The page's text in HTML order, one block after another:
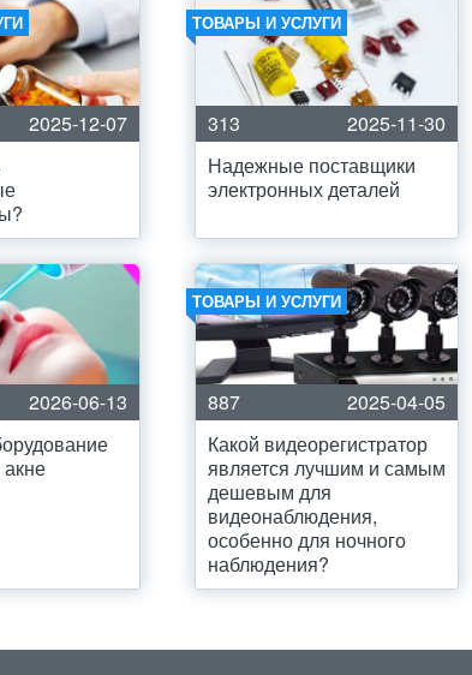
2025-12-07
ТОВАРЫ И УСЛУГИ
313
2025-11-30
Надежные поставщики
электронных деталей
2026-06-13
ТОВАРЫ И УСЛУГИ
887
2025-04-05
Какой видеорегистратор
является лучшим и самым
дешевым для
видеонаблюдения,
особенно для ночного
наблюдения?